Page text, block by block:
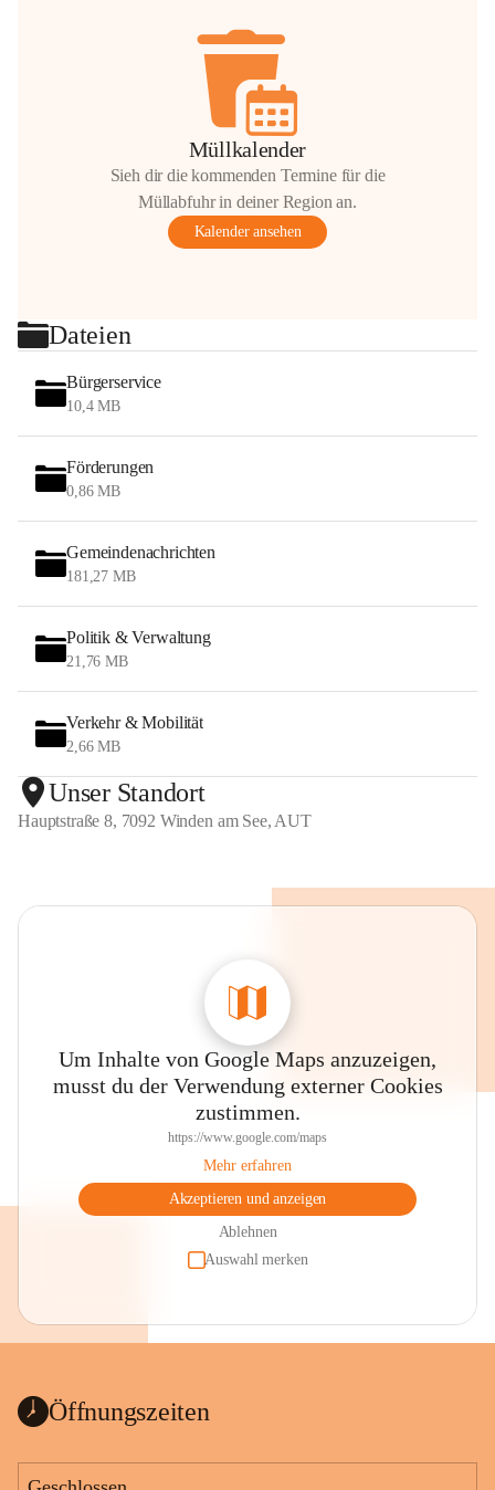
Müllkalender
Sieh dir die kommenden Termine für die
Müllabfuhr in deiner Region an.
Kalender ansehen
Dateien
Bürgerservice
10,4 MB
Förderungen
0,86 MB
Gemeindenachrichten
181,27 MB
Politik & Verwaltung
21,76 MB
Verkehr & Mobilität
2,66 MB
Unser Standort
Hauptstraße 8, 7092 Winden am See, AUT
Um Inhalte von Google Maps anzuzeigen,
musst du der Verwendung externer Cookies
zustimmen.
https://www.google.com/maps
Mehr erfahren
Akzeptieren und anzeigen
Ablehnen
Auswahl merken
Öffnungszeiten